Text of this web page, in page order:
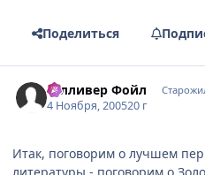
Поделиться
Гулливер Фойл
4 Ноября, 200520 г
Итак, поговорим о лучшем